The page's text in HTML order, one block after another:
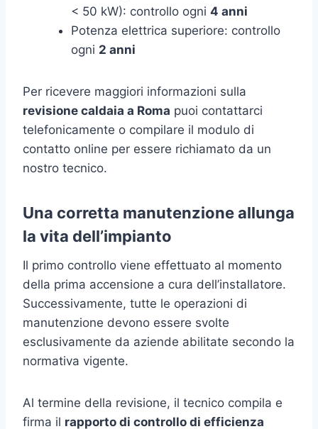
< 50 kW): controllo ogni 4 anni
Potenza elettrica superiore: controllo
ogni 2 anni
Per ricevere maggiori informazioni sulla
revisione caldaia a Roma puoi contattarci
telefonicamente o compilare il modulo di
contatto online per essere richiamato da un
nostro tecnico.
Una corretta manutenzione allunga
la vita dell’impianto
Il primo controllo viene effettuato al momento
della prima accensione a cura dell’installatore.
Successivamente, tutte le operazioni di
manutenzione devono essere svolte
esclusivamente da aziende abilitate secondo la
normativa vigente.
Al termine della revisione, il tecnico compila e
firma il rapporto di controllo di efficienza